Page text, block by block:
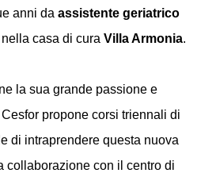
anni da assistente geriatrico
casa di cura Villa Armonia.
la sua grande passione e
propone corsi triennali di
di intraprendere questa nuova
collaborazione con il centro di